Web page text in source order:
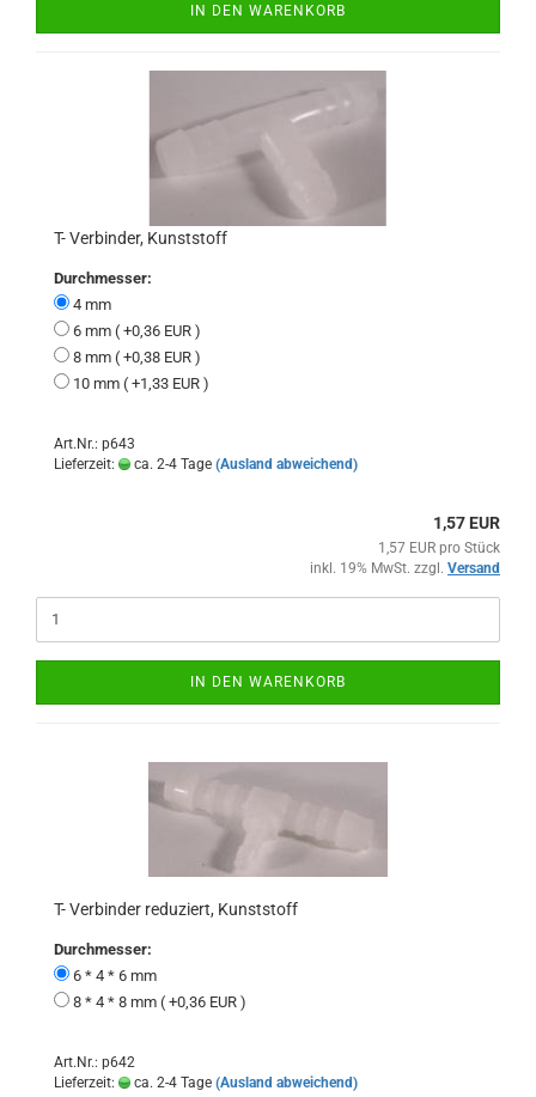
IN DEN WARENKORB
T- Verbinder, Kunststoff
Durchmesser:
4 mm
6 mm ( +0,36 EUR )
8 mm ( +0,38 EUR )
10 mm ( +1,33 EUR )
Art.Nr.: p643
Lieferzeit:
ca. 2-4 Tage (Ausland abweichend)
1,57 EUR
1,57 EUR pro Stück
inkl. 19% MwSt. zzgl. Versand
IN DEN WARENKORB
T- Verbinder reduziert, Kunststoff
Durchmesser:
6 * 4 * 6 mm
8 * 4 * 8 mm ( +0,36 EUR )
Art.Nr.: p642
Lieferzeit:
ca. 2-4 Tage (Ausland abweichend)